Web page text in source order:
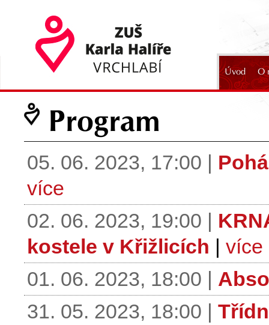
Úvod O
Program
05. 06. 2023, 17:00 |
více
02. 06. 2023, 19:00 |
kostele v Křižlicích | více
01. 06. 2023, 18:00 |
31. 05. 2023, 18:00 |